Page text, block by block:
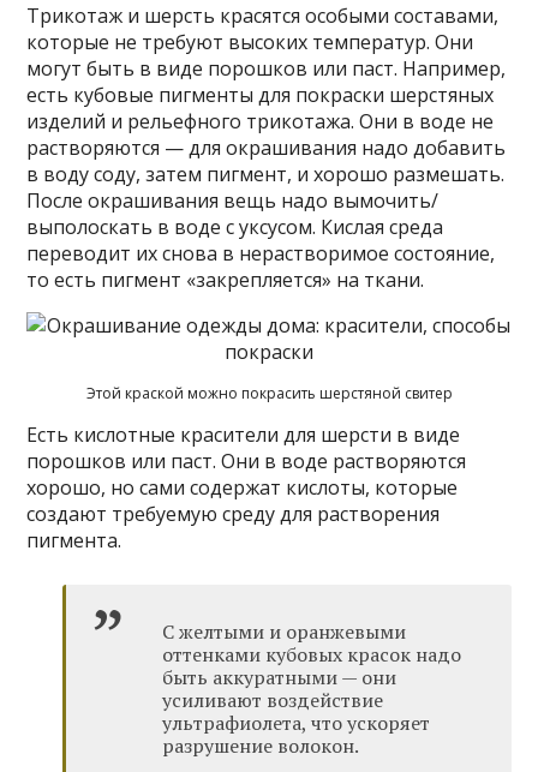
Трикотаж и шерсть красятся особыми составами,
которые не требуют высоких температур. Они
могут быть в виде порошков или паст. Например,
есть кубовые пигменты для покраски шерстяных
изделий и рельефного трикотажа. Они в воде не
растворяются — для окрашивания надо добавить
в воду соду, затем пигмент, и хорошо размешать.
После окрашивания вещь надо вымочить/
выполоскать в воде с уксусом. Кислая среда
переводит их снова в нерастворимое состояние,
то есть пигмент «закрепляется» на ткани.
Этой краской можно покрасить шерстяной свитер
Есть кислотные красители для шерсти в виде
порошков или паст. Они в воде растворяются
хорошо, но сами содержат кислоты, которые
создают требуемую среду для растворения
пигмента.
С желтыми и оранжевыми
оттенками кубовых красок надо
быть аккуратными — они
усиливают воздействие
ультрафиолета, что ускоряет
разрушение волокон.